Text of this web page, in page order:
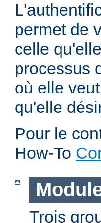
permet de
celle
processus
où elle
qu'elle
Pour le
How-To
Trois